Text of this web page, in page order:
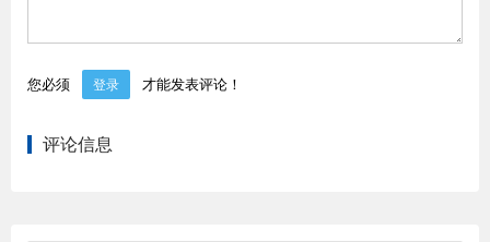
您必须 登录 才能发表评论！
评论信息